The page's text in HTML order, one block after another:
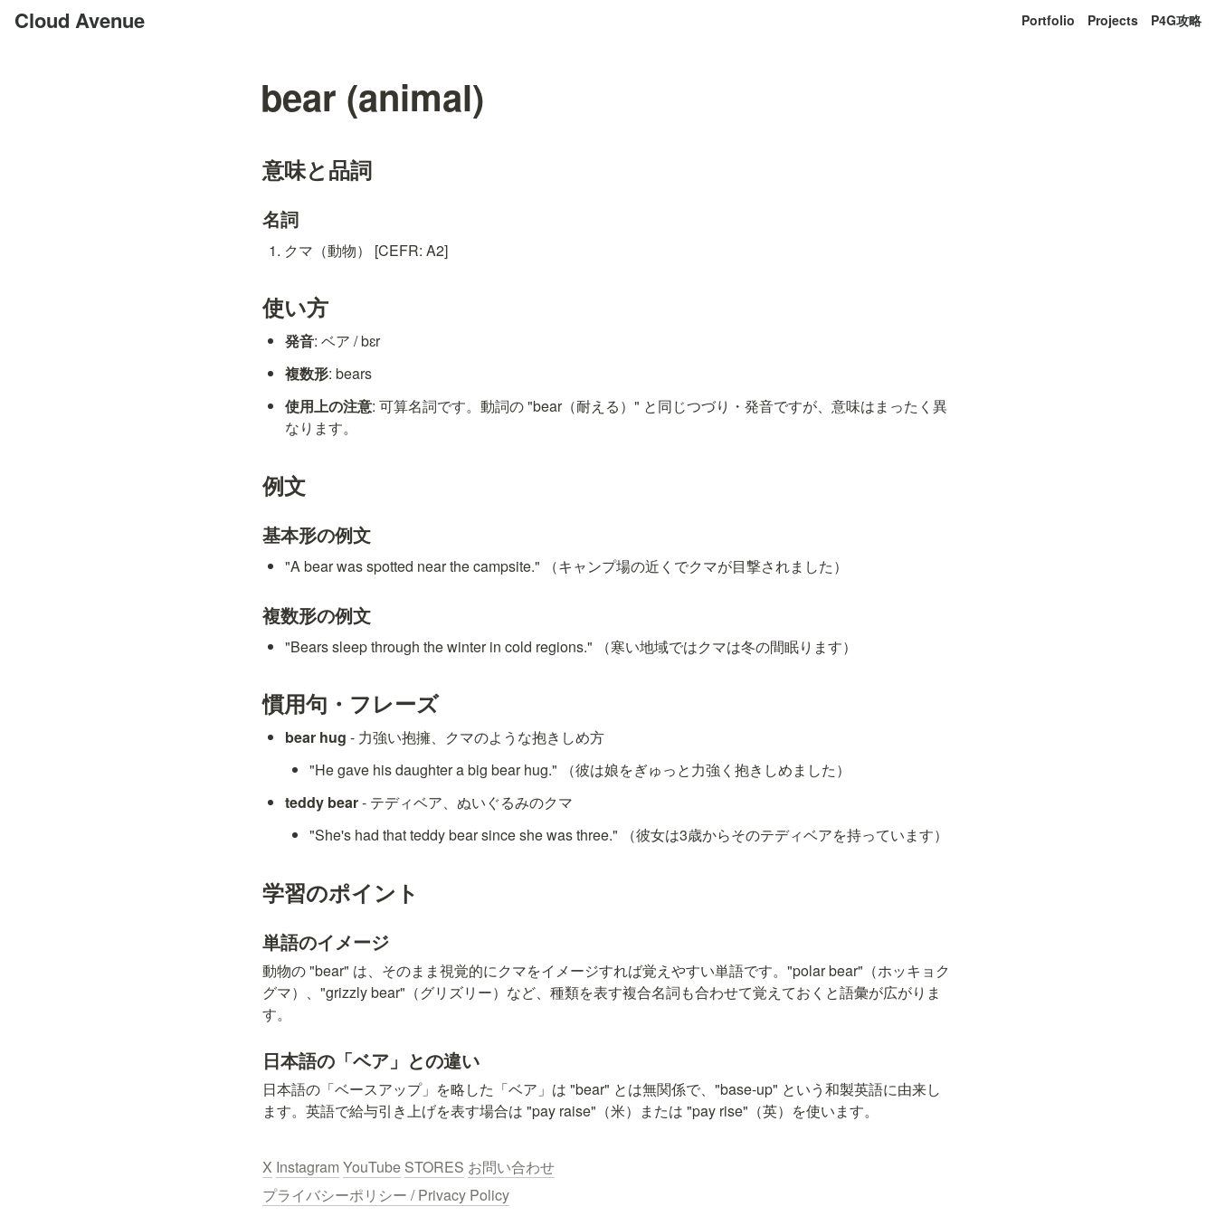
Cloud Avenue Portfolio Projects P4G攻略
bear (animal)
意味と品詞
名詞
クマ（動物） [CEFR: A2]
使い方
発音: ベア / bɛr
複数形: bears
使用上の注意: 可算名詞です。動詞の "bear（耐える）" と同じつづり・発音ですが、意味はまったく異
なります。
例文
基本形の例文
"A bear was spotted near the campsite." （キャンプ場の近くでクマが目撃されました）
複数形の例文
"Bears sleep through the winter in cold regions." （寒い地域ではクマは冬の間眠ります）
慣用句・フレーズ
bear hug - 力強い抱擁、クマのような抱きしめ方
"He gave his daughter a big bear hug." （彼は娘をぎゅっと力強く抱きしめました）
teddy bear - テディベア、ぬいぐるみのクマ
"She's had that teddy bear since she was three." （彼女は3歳からそのテディベアを持っています）
学習のポイント
単語のイメージ
動物の "bear" は、そのまま視覚的にクマをイメージすれば覚えやすい単語です。"polar bear"（ホッキョク
グマ）、"grizzly bear"（グリズリー）など、種類を表す複合名詞も合わせて覚えておくと語彙が広がりま
す。
日本語の「ベア」との違い
日本語の「ベースアップ」を略した「ベア」は "bear" とは無関係で、"base-up" という和製英語に由来し
ます。英語で給与引き上げを表す場合は "pay raise"（米）または "pay rise"（英）を使います。
X Instagram YouTube STORES お問い合わせ
プライバシーポリシー / Privacy Policy